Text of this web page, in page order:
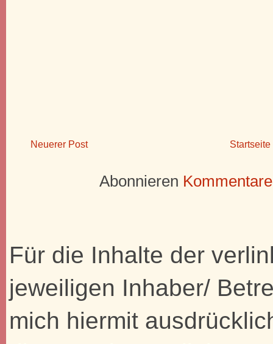
Neuerer Post Startseite
Abonnieren
Für die Inhalte der
jeweiligen Inhaber/
mich hiermit